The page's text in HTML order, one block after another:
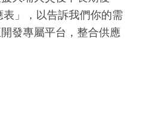
」，以告訴我們你的需
發專屬平台，整合供應